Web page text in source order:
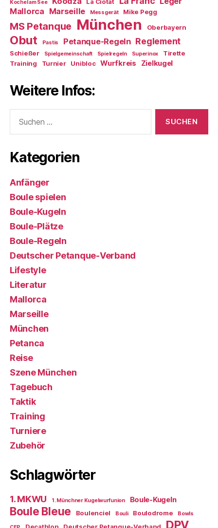
Kochel am See
Mallorca Marseille Messgerät Mike Pegg
MS Petanque München Oberbayern
Obut Pastis Petanque-Regeln Reglement
Schießer Spielgemeinschaft Spielregeln Superinox
Tirette
Training
Turnier Unibloc Wurfkreis Zielkugel
Weitere Infos:
nach:
Kategorien
Anfänger
Boule spielen
Boule-Kugeln
Boule-Plätze
Boule-Regeln
Deutscher Petanque-Verband
Lifestyle
Literatur
Mallorca
Marseille
München
Petanca
Reise
Szene München
Tagebuch
Taktik
Training
Turniere
Zubehör
Schlagwörter
1. MKWU 1. Münchner Kugelwurfunion Boule-Kugeln
Boule Bleue Boulenciel Bouli Boulodrome Bowls
Decathlon Deutscher Petanque-Verband DPV